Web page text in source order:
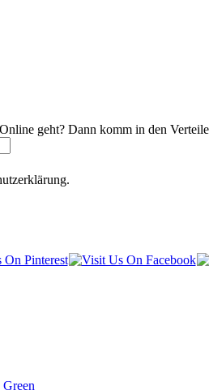
geht? Dann komm in den